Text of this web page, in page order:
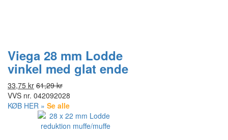
Viega 28 mm Lodde
vinkel med glat ende
33,75 kr 61,29 kr
VVS nr. 042092028
KØB HER » Se alle